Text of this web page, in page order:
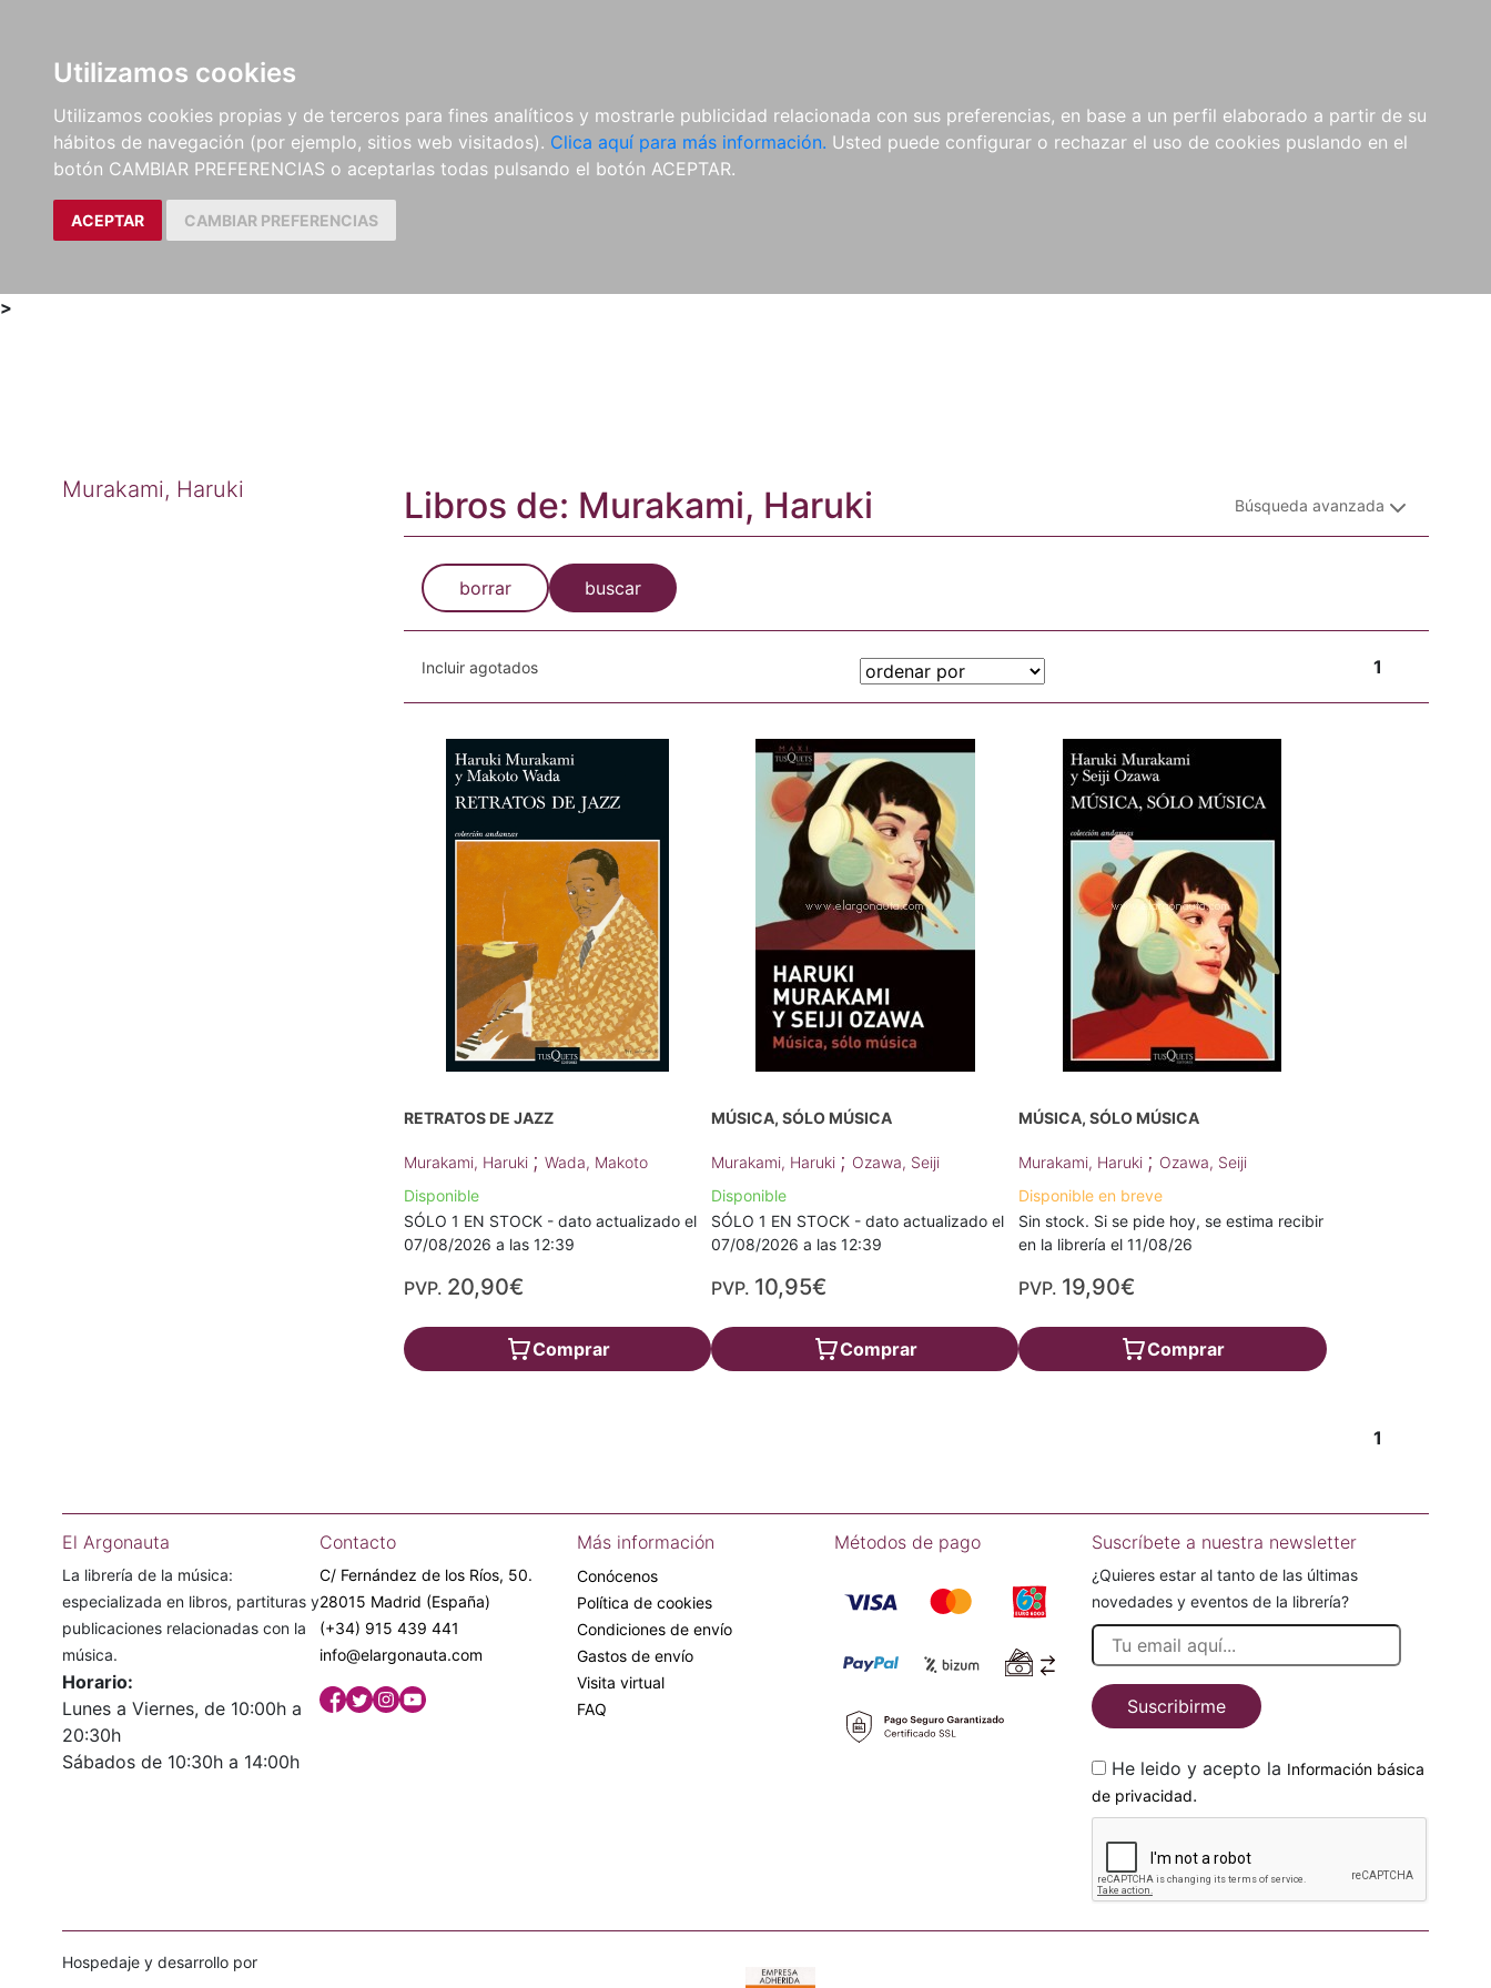
Utilizamos cookies
Utilizamos cookies propias y de terceros para fines analíticos y mostrarle publicidad relacionada con sus preferencias, en base a un perfil elaborado a partir de su
hábitos de navegación (por ejemplo, sitios web visitados). Clica aquí para más información. Usted puede configurar o rechazar el uso de cookies puslando en el
botón CAMBIAR PREFERENCIAS o aceptarlas todas pulsando el botón ACEPTAR.
ACEPTAR CAMBIAR PREFERENCIAS
LIBROS
MÉTODOS Y
EJERCICIOS
PARTITURAS Y EDICIONES
CRÍTICAS
REVISTAS
CDS Y
DVDS
MATERIAL
COMPLEMENTARIO
NOVEDADES NOTICIAS
COMPRAS
INSTITUCIONALES
>
Murakami, Haruki Libros de: Murakami, Haruki Búsqueda avanzada
borrar buscar
Incluir agotados 1
RETRATOS DE JAZZ
Murakami, Haruki ; Wada, Makoto
Disponible
SÓLO 1 EN STOCK - dato actualizado el
07/08/2026 a las 12:39
PVP. 20,90€
Comprar
MÚSICA, SÓLO MÚSICA
Murakami, Haruki ; Ozawa, Seiji
Disponible
SÓLO 1 EN STOCK - dato actualizado el
07/08/2026 a las 12:39
PVP. 10,95€
Comprar
MÚSICA, SÓLO MÚSICA
Murakami, Haruki ; Ozawa, Seiji
Disponible en breve
Sin stock. Si se pide hoy, se estima recibir
en la librería el 11/08/26
PVP. 19,90€
Comprar
1
El Argonauta
La librería de la música:
especializada en libros, partituras y
publicaciones relacionadas con la
música.
Horario:
Lunes a Viernes, de 10:00h a
20:30h
Sábados de 10:30h a 14:00h
Contacto
C/ Fernández de los Ríos, 50.
28015 Madrid (España)
(+34) 915 439 441
info@elargonauta.com
Más información
Conócenos
Política de cookies
Condiciones de envío
Gastos de envío
Visita virtual
FAQ
Métodos de pago Suscríbete a nuestra newsletter
¿Quieres estar al tanto de las últimas
novedades y eventos de la librería?
Suscribirme
He leido y acepto la Información básica
de privacidad.
Hospedaje y desarrollo por